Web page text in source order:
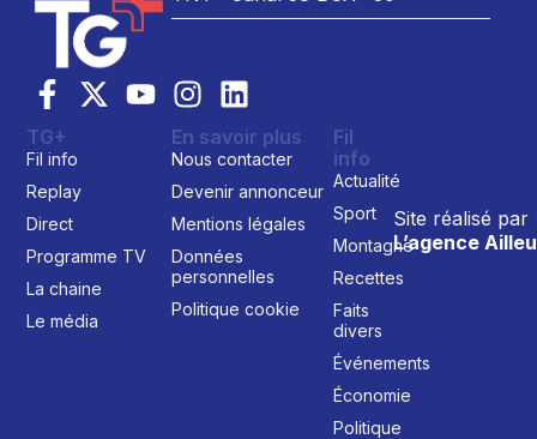
Site réalisé par
L’agence
TG+
Fil info
Replay
Direct
Programme TV
La chaine
Le média
En savoir plus
Nous contacter
Devenir annonceur
Mentions légales
Données
personnelles
Politique cookie
Fil
info
Actualité
Sport
Montagne
Recettes
Faits
divers
Événements
Économie
Politique